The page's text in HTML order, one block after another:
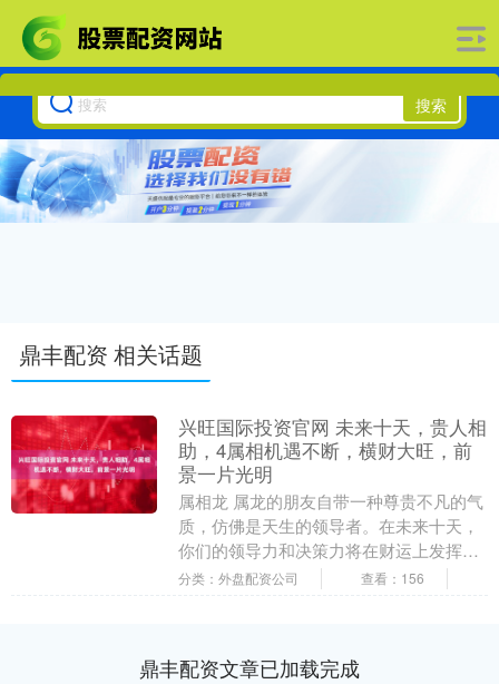
搜索
鼎丰配资 相关话题
兴旺国际投资官网 未来十天，贵人相
助，4属相机遇不断，横财大旺，前
景一片光明
属相龙 属龙的朋友自带一种尊贵不凡的气
质，仿佛是天生的领导者。在未来十天，
你们的领导力和决策力将在财运上发挥重
要作用。无论是在工作中还是在创业的道
分类：外盘配资公司 查看：156
鼎丰配资文章已加载完成